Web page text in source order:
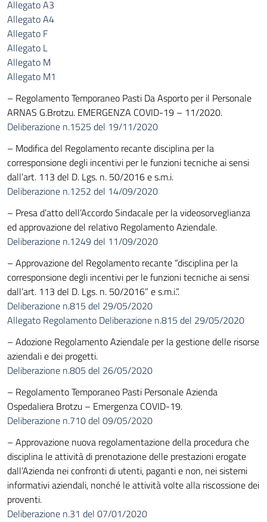
Allegato A3
Allegato A4
Allegato F
Allegato L
Allegato M
Allegato M1
– Regolamento Temporaneo Pasti Da Asporto per il Personale
ARNAS G.Brotzu. EMERGENZA COVID-19 – 11/2020.
Deliberazione n.1525 del 19/11/2020
– Modifica del Regolamento recante disciplina per la
corresponsione degli incentivi per le funzioni tecniche ai sensi
dall’art. 113 del D. Lgs. n. 50/2016 e s.m.i.
Deliberazione n.1252 del 14/09/2020
– Presa d’atto dell’Accordo Sindacale per la videosorveglianza
ed approvazione del relativo Regolamento Aziendale.
Deliberazione n.1249 del 11/09/2020
– Approvazione del Regolamento recante “disciplina per la
corresponsione degli incentivi per le funzioni tecniche ai sensi
dall’art. 113 del D. Lgs. n. 50/2016” e s.m.i.”.
Deliberazione n.815 del 29/05/2020
Allegato Regolamento Deliberazione n.815 del 29/05/2020
– Adozione Regolamento Aziendale per la gestione delle risorse
aziendali e dei progetti.
Deliberazione n.805 del 26/05/2020
– Regolamento Temporaneo Pasti Personale Azienda
Ospedaliera Brotzu – Emergenza COVID-19.
Deliberazione n.710 del 09/05/2020
– Approvazione nuova regolamentazione della procedura che
disciplina le attività di prenotazione delle prestazioni erogate
dall’Azienda nei confronti di utenti, paganti e non, nei sistemi
informativi aziendali, nonché le attività volte alla riscossione dei
proventi.
Deliberazione n.31 del 07/01/2020